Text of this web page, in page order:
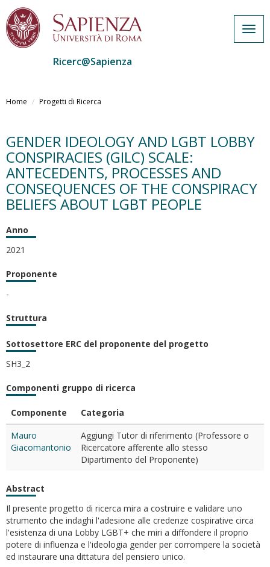
al
Ricerc@Sapienza
Home Progetti di Ricerca
GENDER IDEOLOGY AND LGBT LOBBY
CONSPIRACIES (GILC) SCALE:
ANTECEDENTS, PROCESSES AND
CONSEQUENCES OF THE CONSPIRACY
BELIEFS ABOUT LGBT PEOPLE
Anno
2021
Proponente
-
Struttura
Sottosettore ERC del proponente del progetto
SH3_2
Componenti gruppo di ricerca
Componente
Categoria
Mauro
Giacomantonio
Aggiungi Tutor di riferimento (Professore o
Ricercatore afferente allo stesso
Dipartimento del Proponente)
Abstract
Il presente progetto di ricerca mira a costruire e validare uno
strumento che indaghi l'adesione alle credenze cospirative circa
l'esistenza di una Lobby LGBT+ che miri a diffondere il proprio
potere di influenza e l'ideologia gender per corrompere la società
ed instaurare una dittatura del pensiero unico.